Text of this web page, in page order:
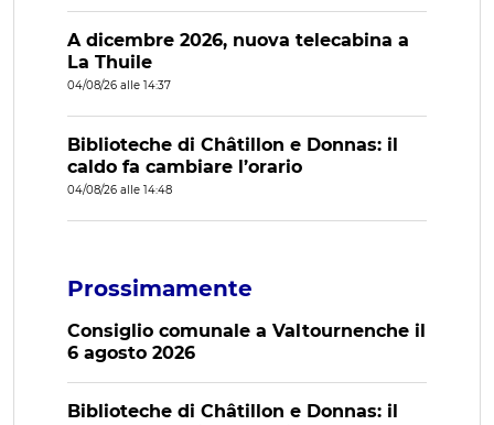
A dicembre 2026, nuova telecabina a
La Thuile
04/08/26 alle 14:37
Biblioteche di Châtillon e Donnas: il
caldo fa cambiare l’orario
04/08/26 alle 14:48
Prossimamente
Consiglio comunale a Valtournenche il
6 agosto 2026
Biblioteche di Châtillon e Donnas: il